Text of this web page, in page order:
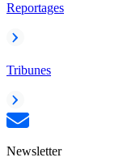
Reportages
Tribunes
Newsletter